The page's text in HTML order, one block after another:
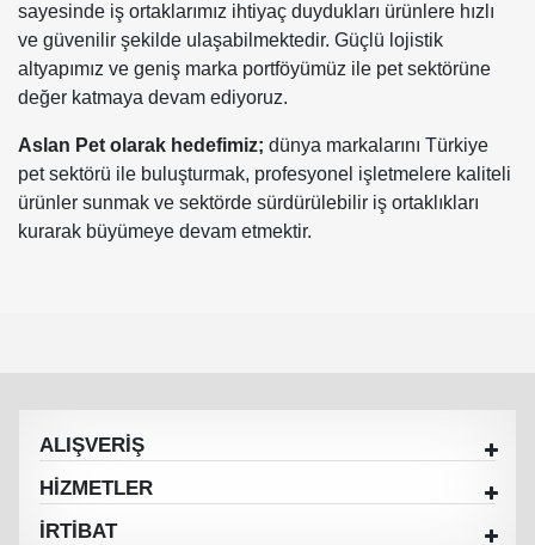
sayesinde iş ortaklarımız ihtiyaç duydukları ürünlere hızlı
ve güvenilir şekilde ulaşabilmektedir. Güçlü lojistik
altyapımız ve geniş marka portföyümüz ile pet sektörüne
değer katmaya devam ediyoruz.
Aslan Pet olarak hedefimiz; dünya markalarını Türkiye
pet sektörü ile buluşturmak, profesyonel işletmelere kaliteli
ürünler sunmak ve sektörde sürdürülebilir iş ortaklıkları
kurarak büyümeye devam etmektir.
ALIŞVERİŞ
HİZMETLER
İRTİBAT